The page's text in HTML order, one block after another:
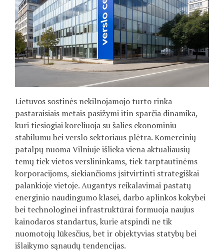
Lietuvos sostinės nekilnojamojo turto rinka
pastaraisiais metais pasižymi itin sparčia dinamika,
kuri tiesiogiai koreliuoja su šalies ekonominiu
stabilumu bei verslo sektoriaus plėtra. Komercinių
patalpų nuoma Vilniuje išlieka viena aktualiausių
temų tiek vietos verslininkams, tiek tarptautinėms
korporacijoms, siekiančioms įsitvirtinti strategiškai
palankioje vietoje. Augantys reikalavimai pastatų
energinio naudingumo klasei, darbo aplinkos kokybei
bei technologinei infrastruktūrai formuoja naujus
kainodaros standartus, kurie atspindi ne tik
nuomotojų lūkesčius, bet ir objektyvias statybų bei
išlaikymo sąnaudų tendencijas.